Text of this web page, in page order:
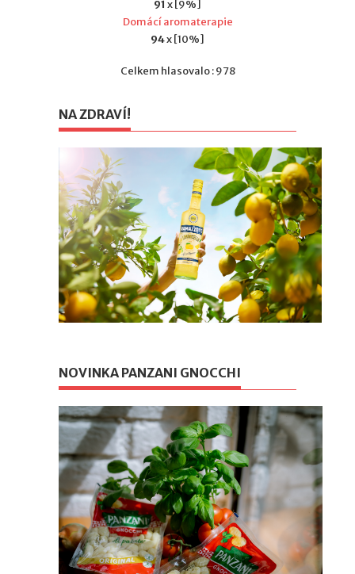
91 x [9%]
Domácí aromaterapie
94x [10%]
Celkem hlasovalo : 978
NA ZDRAVÍ!
NOVINKA PANZANI GNOCCHI